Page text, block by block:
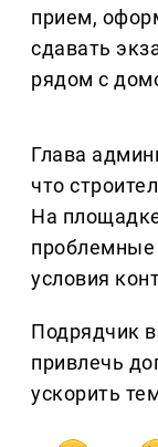
прием,
сдавать
рядом с
Глава
что
На
проблемные
условия
Подрядчик
привлечь
ускорить